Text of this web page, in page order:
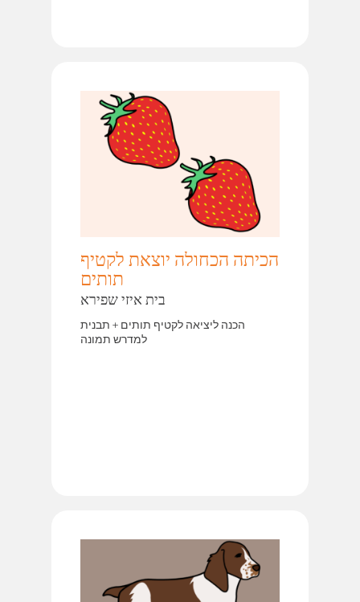
הכיתה הכחולה יוצאת לקטיף
תותים
בית איזי שפירא
הכנה ליציאה לקטיף תותים + תבנית
למדרש תמונה